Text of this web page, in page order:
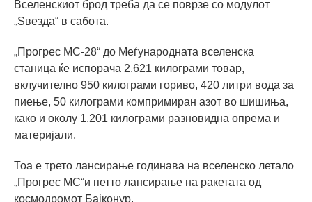
Вселенскиот брод треба да се поврзе со модулот
„Ѕвезда“ в сабота.
„Прогрес МС-28“ до Меѓународната вселенска
станица ќе испорача 2.621 килограми товар,
вклучително 950 килограми гориво, 420 литри вода за
пиење, 50 килограми компримиран азот во шишиња,
како и околу 1.201 килограми разновидна опрема и
материјали.
Тоа е трето лансирање годинава на вселенско летало
„Прогрес МС“и петто лансирање на ракетата од
космодромот Бајконур.